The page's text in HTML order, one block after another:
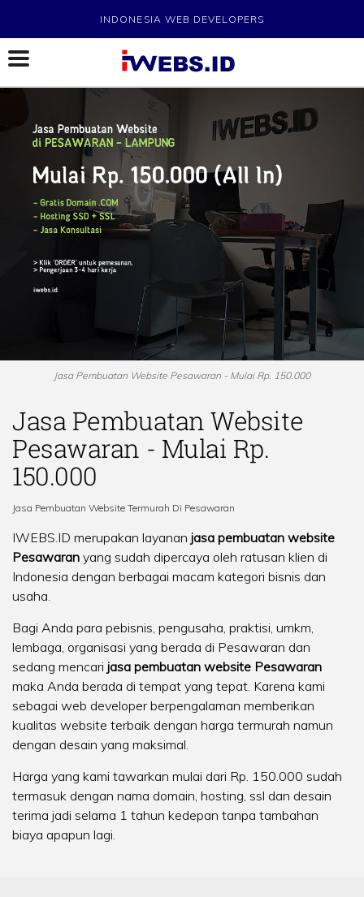
INDONESIA WEB DEVELOPERS
Jasa Pembuatan Website Pesawaran - Mulai Rp. 150.000
Jasa Pembuatan Website
Pesawaran - Mulai Rp.
150.000
Jasa Pembuatan Website Termurah Di Pesawaran
IWEBS.ID merupakan layanan jasa pembuatan website
Pesawaran yang sudah dipercaya oleh ratusan klien di
Indonesia dengan berbagai macam kategori bisnis dan
usaha.
Bagi Anda para pebisnis, pengusaha, praktisi, umkm,
lembaga, organisasi yang berada di Pesawaran dan
sedang mencari jasa pembuatan website Pesawaran
maka Anda berada di tempat yang tepat. Karena kami
sebagai web developer berpengalaman memberikan
kualitas website terbaik dengan harga termurah namun
dengan desain yang maksimal.
Harga yang kami tawarkan mulai dari Rp. 150.000 sudah
termasuk dengan nama domain, hosting, ssl dan desain
terima jadi selama 1 tahun kedepan tanpa tambahan
biaya apapun lagi.